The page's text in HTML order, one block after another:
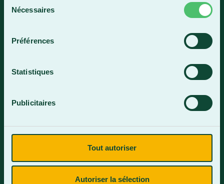
Nécessaires
Préférences
Statistiques
Publicitaires
Tout autoriser
Autoriser la sélection
Lac-Mégantic
Lac-Mégantic (Québec) G6B 3B4
Lundi-vendredi : 8 h à 16 h